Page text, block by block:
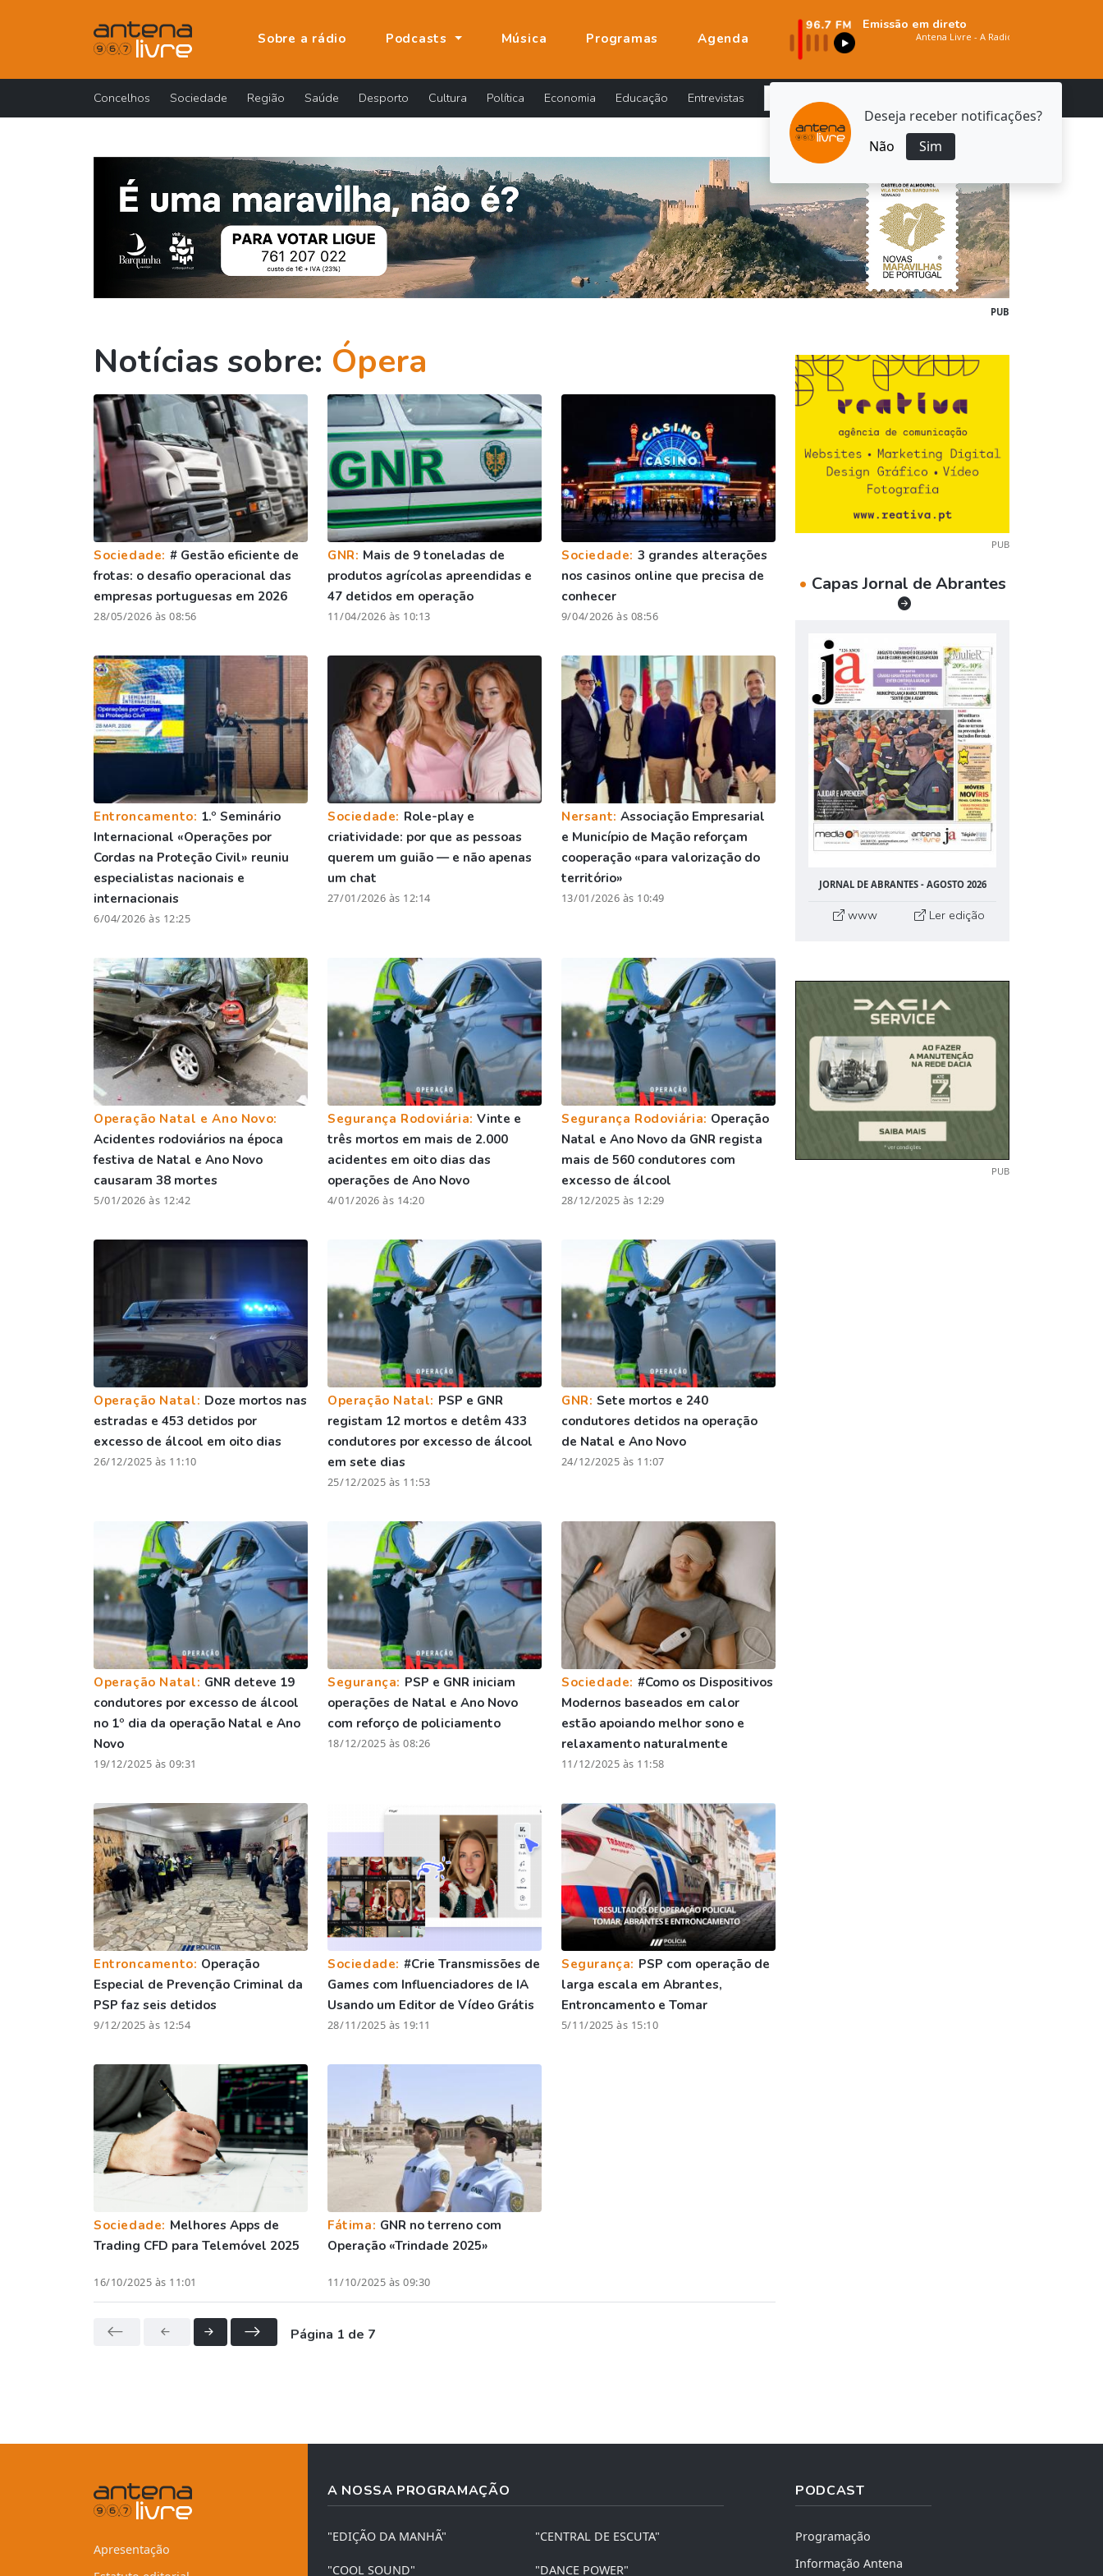
Deseja receber notificações?
Não
Sim
Sobre a rádio Podcasts Música Programas Agenda
Emissão em direto
Concelhos Sociedade Região Saúde Desporto Cultura Política Economia Educação Entrevistas
PUB
Notícias sobre: Ópera
Sociedade: # Gestão eficiente de
frotas: o desafio operacional das
empresas portuguesas em 2026
28/05/2026 às 08:56
GNR: Mais de 9 toneladas de
produtos agrícolas apreendidas e
47 detidos em operação
11/04/2026 às 10:13
Sociedade: 3 grandes alterações
nos casinos online que precisa de
conhecer
9/04/2026 às 08:56
Entroncamento: 1.º Seminário
Internacional «Operações por
Cordas na Proteção Civil» reuniu
especialistas nacionais e
internacionais
6/04/2026 às 12:25
Sociedade: Role-play e
criatividade: por que as pessoas
querem um guião — e não apenas
um chat
27/01/2026 às 12:14
Nersant:Associação Empresarial
e Município de Mação reforçam
cooperação «para valorização do
território»
13/01/2026 às 10:49
Operação Natal e Ano Novo:
Acidentes rodoviários na época
festiva de Natal e Ano Novo
causaram 38 mortes
5/01/2026 às 12:42
Segurança Rodoviária:Vinte e
três mortos em mais de 2.000
acidentes em oito dias das
operações de Ano Novo
4/01/2026 às 14:20
Segurança Rodoviária: Operação
Natal e Ano Novo da GNR regista
mais de 560 condutores com
excesso de álcool
28/12/2025 às 12:29
Operação Natal: Doze mortos nas
estradas e 453 detidos por
excesso de álcool em oito dias
26/12/2025 às 11:10
Operação Natal: PSP e GNR
registam 12 mortos e detêm 433
condutores por excesso de álcool
em sete dias
25/12/2025 às 11:53
GNR:Sete mortos e 240
condutores detidos na operação
de Natal e Ano Novo
24/12/2025 às 11:07
Operação Natal: GNR deteve 19
condutores por excesso de álcool
no 1º dia da operação Natal e Ano
Novo
19/12/2025 às 09:31
Segurança: PSP e GNR iniciam
operações de Natal e Ano Novo
com reforço de policiamento
18/12/2025 às 08:26
Sociedade: #Como os Dispositivos
Modernos baseados em calor
estão apoiando melhor sono e
relaxamento naturalmente
11/12/2025 às 11:58
Entroncamento: Operação
Especial de Prevenção Criminal da
PSP faz seis detidos
9/12/2025 às 12:54
Sociedade: #Crie Transmissões de
Games com Influenciadores de IA
Usando um Editor de Vídeo Grátis
28/11/2025 às 19:11
Segurança: PSP com operação de
larga escala em Abrantes,
Entroncamento e Tomar
5/11/2025 às 15:10
Sociedade: Melhores Apps de
Trading CFD para Telemóvel 2025
16/10/2025 às 11:01
Fátima: GNR no terreno com
Operação «Trindade 2025»
11/10/2025 às 09:30
Página 1 de 7
PUB
• Capas Jornal de Abrantes
JORNAL DE ABRANTES - AGOSTO 2026
www Ler edição
PUB
Apresentação
A NOSSA PROGRAMAÇÃO
"EDIÇÃO DA MANHÃ" "CENTRAL DE ESCUTA"
"COOL SOUND" "DANCE POWER"
PODCAST
Programação
Informação Antena